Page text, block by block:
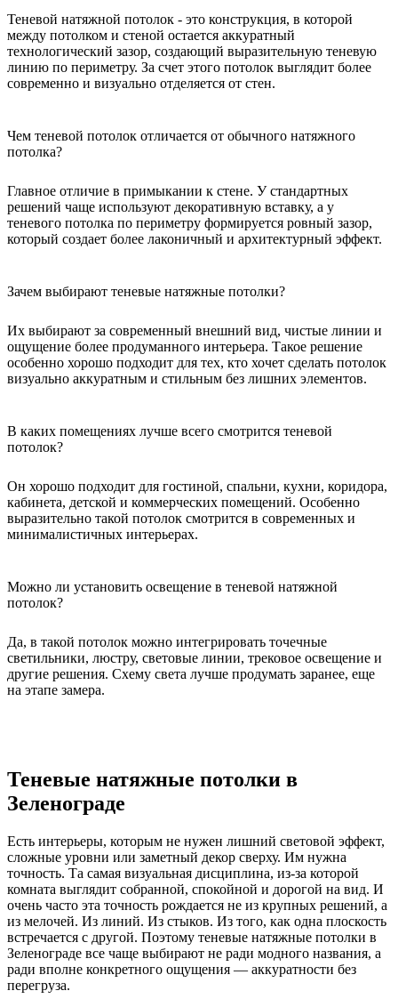
Теневой натяжной потолок - это конструкция, в которой
между потолком и стеной остается аккуратный
технологический зазор, создающий выразительную теневую
линию по периметру. За счет этого потолок выглядит более
современно и визуально отделяется от стен.
Чем теневой потолок отличается от обычного натяжного
потолка?
Главное отличие в примыкании к стене. У стандартных
решений чаще используют декоративную вставку, а у
теневого потолка по периметру формируется ровный зазор,
который создает более лаконичный и архитектурный эффект.
Зачем выбирают теневые натяжные потолки?
Их выбирают за современный внешний вид, чистые линии и
ощущение более продуманного интерьера. Такое решение
особенно хорошо подходит для тех, кто хочет сделать потолок
визуально аккуратным и стильным без лишних элементов.
В каких помещениях лучше всего смотрится теневой
потолок?
Он хорошо подходит для гостиной, спальни, кухни, коридора,
кабинета, детской и коммерческих помещений. Особенно
выразительно такой потолок смотрится в современных и
минималистичных интерьерах.
Можно ли установить освещение в теневой натяжной
потолок?
Да, в такой потолок можно интегрировать точечные
светильники, люстру, световые линии, трековое освещение и
другие решения. Схему света лучше продумать заранее, еще
на этапе замера.
Теневые натяжные потолки в
Зеленограде
Есть интерьеры, которым не нужен лишний световой эффект,
сложные уровни или заметный декор сверху. Им нужна
точность. Та самая визуальная дисциплина, из-за которой
комната выглядит собранной, спокойной и дорогой на вид. И
очень часто эта точность рождается не из крупных решений, а
из мелочей. Из линий. Из стыков. Из того, как одна плоскость
встречается с другой. Поэтому теневые натяжные потолки в
Зеленограде все чаще выбирают не ради модного названия, а
ради вполне конкретного ощущения — аккуратности без
перегруза.